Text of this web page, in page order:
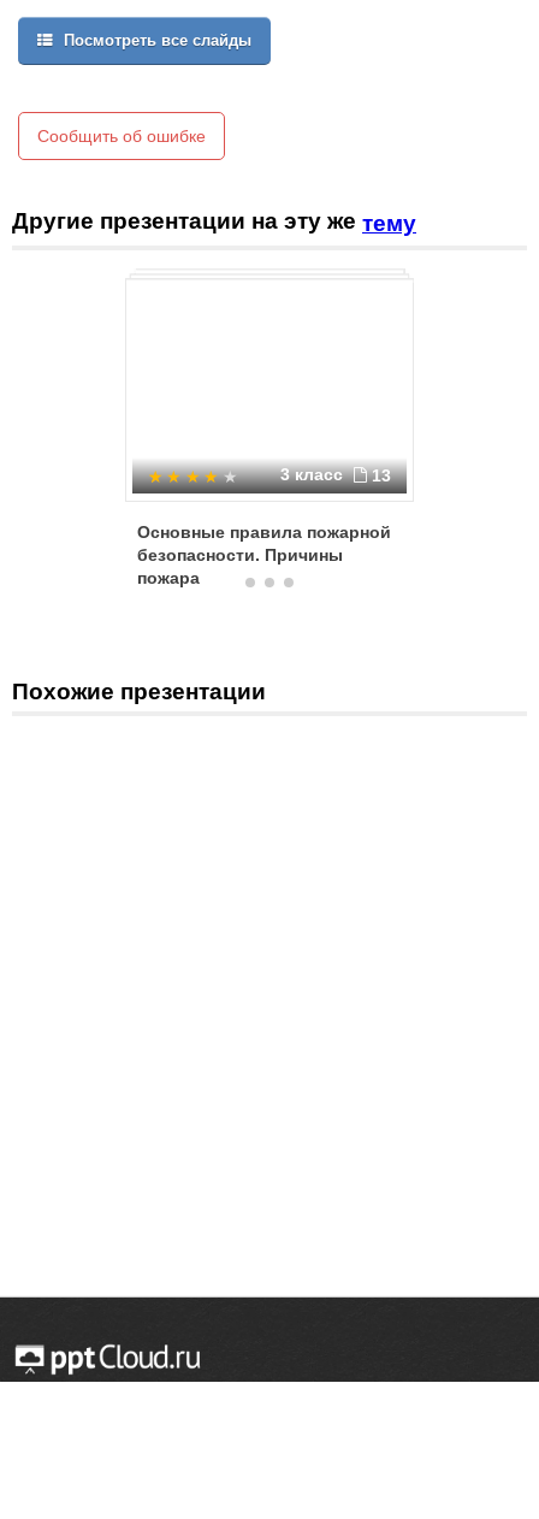
Над пожаром и заводом,
Над костром и пароходом.
Не бывает без огня
(дым)
Посмотреть все слайды
Сообщить об ошибке
Другие презентации на эту же тему
3 класс 13
Основные правила пожарной
безопасности. Причины
пожара
Похожие презентации